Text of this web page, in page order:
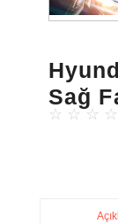
Sağ
☆ ☆ ☆ ☆